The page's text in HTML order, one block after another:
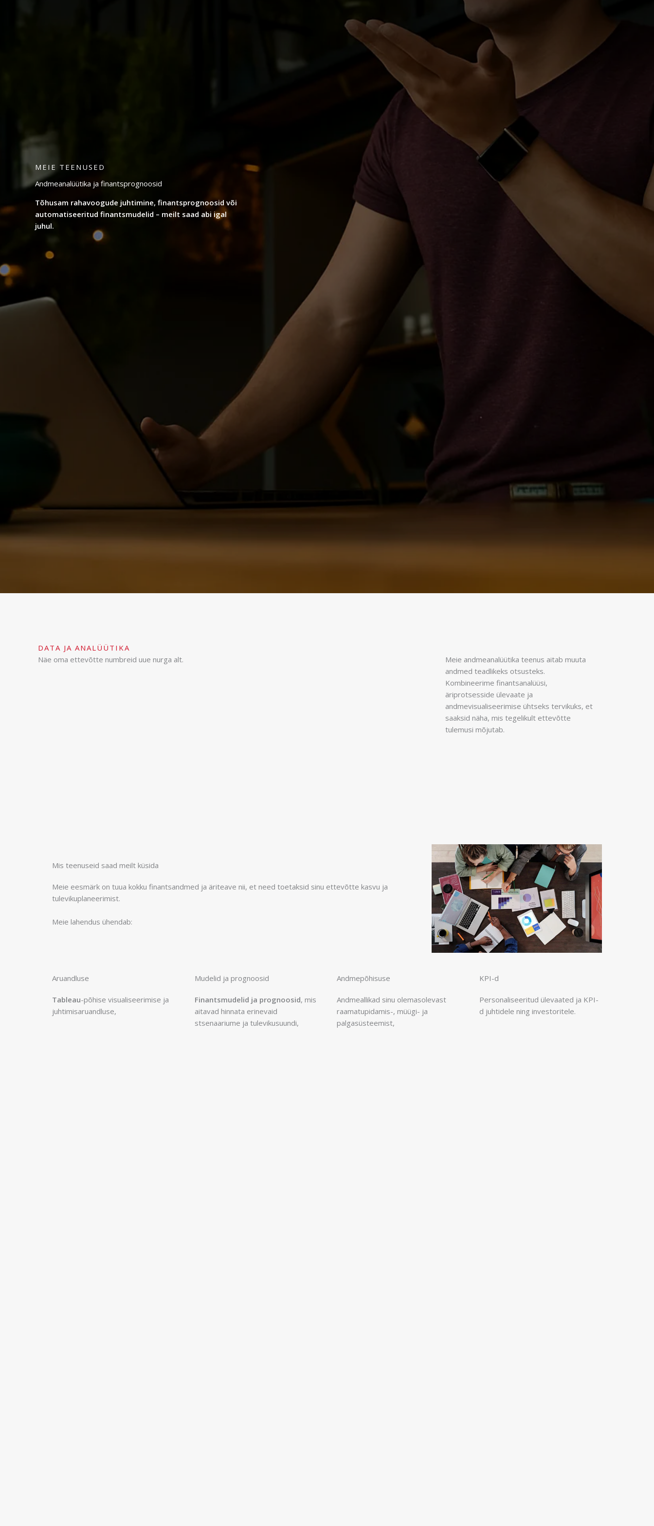
MEIE TEENUSED
Andmeanalüütika ja finantsprognoosid
Tõhusam rahavoogude juhtimine, finantsprognoosid või
automatiseeritud finantsmudelid – meilt saad abi igal
juhul.
DATA JA ANALÜÜTIKA
Näe oma ettevõtte numbreid uue nurga alt.
Meie andmeanalüütika teenus aitab muuta
andmed teadlikeks otsusteks.
Kombineerime finantsanalüüsi,
äriprotsesside ülevaate ja
andmevisualiseerimise ühtseks tervikuks, et
saaksid näha, mis tegelikult ettevõtte
tulemusi mõjutab.
Mis teenuseid saad meilt küsida
Meie eesmärk on tuua kokku finantsandmed ja äriteave nii, et need toetaksid sinu ettevõtte kasvu ja
tulevikuplaneerimist.
Meie lahendus ühendab:
Aruandluse
Tableau-põhise visualiseerimise ja
juhtimisaruandluse,
Mudelid ja prognoosid
Finantsmudelid ja prognoosid, mis
aitavad hinnata erinevaid
stsenaariume ja tulevikusuundi,
Andmepõhisuse
Andmeallikad sinu olemasolevast
raamatupidamis-, müügi- ja
palgasüsteemist,
KPI-d
Personaliseeritud ülevaated ja KPI-
d juhtidele ning investoritele.